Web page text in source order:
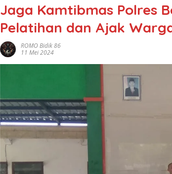
Jaga Kamtibmas Polres
Pelatihan dan Ajak
ROMO Bidik 86
11 Mei 2024